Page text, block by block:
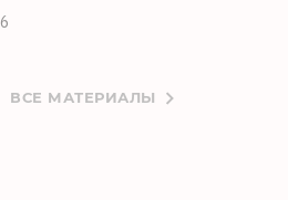
ВСЕ МАТЕРИАЛЫ